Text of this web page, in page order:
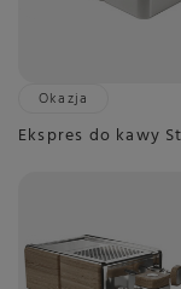
Okazja
Ekspres do kawy